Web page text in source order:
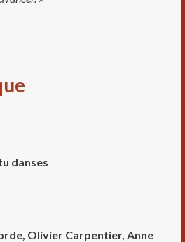
danses
Olivier Carpentier, Anne